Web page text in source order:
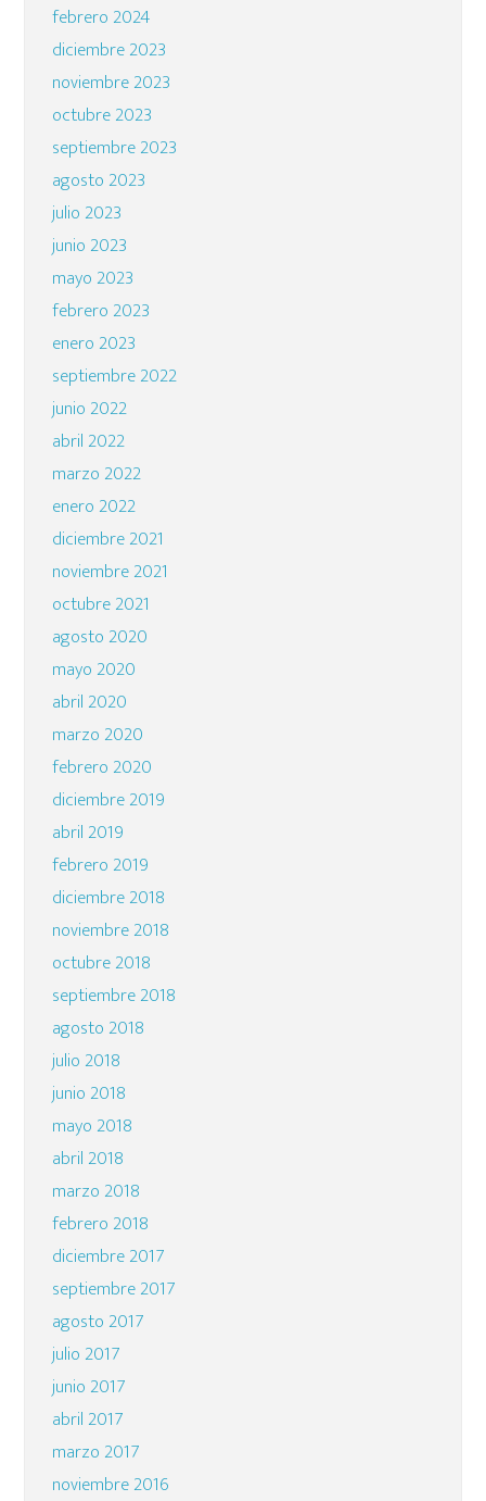
febrero 2024
diciembre 2023
noviembre 2023
octubre 2023
septiembre 2023
agosto 2023
julio 2023
junio 2023
mayo 2023
febrero 2023
enero 2023
septiembre 2022
junio 2022
abril 2022
marzo 2022
enero 2022
diciembre 2021
noviembre 2021
octubre 2021
agosto 2020
mayo 2020
abril 2020
marzo 2020
febrero 2020
diciembre 2019
abril 2019
febrero 2019
diciembre 2018
noviembre 2018
octubre 2018
septiembre 2018
agosto 2018
julio 2018
junio 2018
mayo 2018
abril 2018
marzo 2018
febrero 2018
diciembre 2017
septiembre 2017
agosto 2017
julio 2017
junio 2017
abril 2017
marzo 2017
noviembre 2016